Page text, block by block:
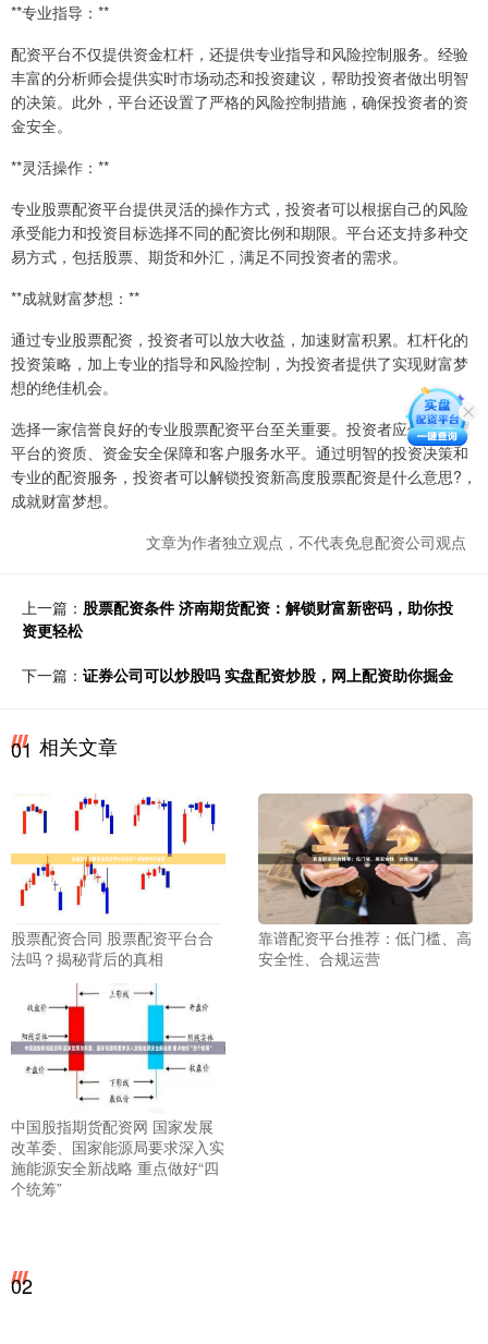
**专业指导：**
配资平台不仅提供资金杠杆，还提供专业指导和风险控制服务。经验
丰富的分析师会提供实时市场动态和投资建议，帮助投资者做出明智
的决策。此外，平台还设置了严格的风险控制措施，确保投资者的资
金安全。
**灵活操作：**
专业股票配资平台提供灵活的操作方式，投资者可以根据自己的风险
承受能力和投资目标选择不同的配资比例和期限。平台还支持多种交
易方式，包括股票、期货和外汇，满足不同投资者的需求。
**成就财富梦想：**
通过专业股票配资，投资者可以放大收益，加速财富积累。杠杆化的
投资策略，加上专业的指导和风险控制，为投资者提供了实现财富梦
想的绝佳机会。
选择一家信誉良好的专业股票配资平台至关重要。投资者应仔细研究
平台的资质、资金安全保障和客户服务水平。通过明智的投资决策和
专业的配资服务，投资者可以解锁投资新高度股票配资是什么意思?，
成就财富梦想。
文章为作者独立观点，不代表免息配资公司观点
上一篇： 股票配资条件 济南期货配资：解锁财富新密码，助你投
资更轻松
下一篇： 证券公司可以炒股吗 实盘配资炒股，网上配资助你掘金
01 相关文章
股票配资合同 股票配资平台合
法吗？揭秘背后的真相
靠谱配资平台推荐：低门槛、高
安全性、合规运营
中国股指期货配资网 国家发展
改革委、国家能源局要求深入实
施能源安全新战略 重点做好“四
个统筹”
02